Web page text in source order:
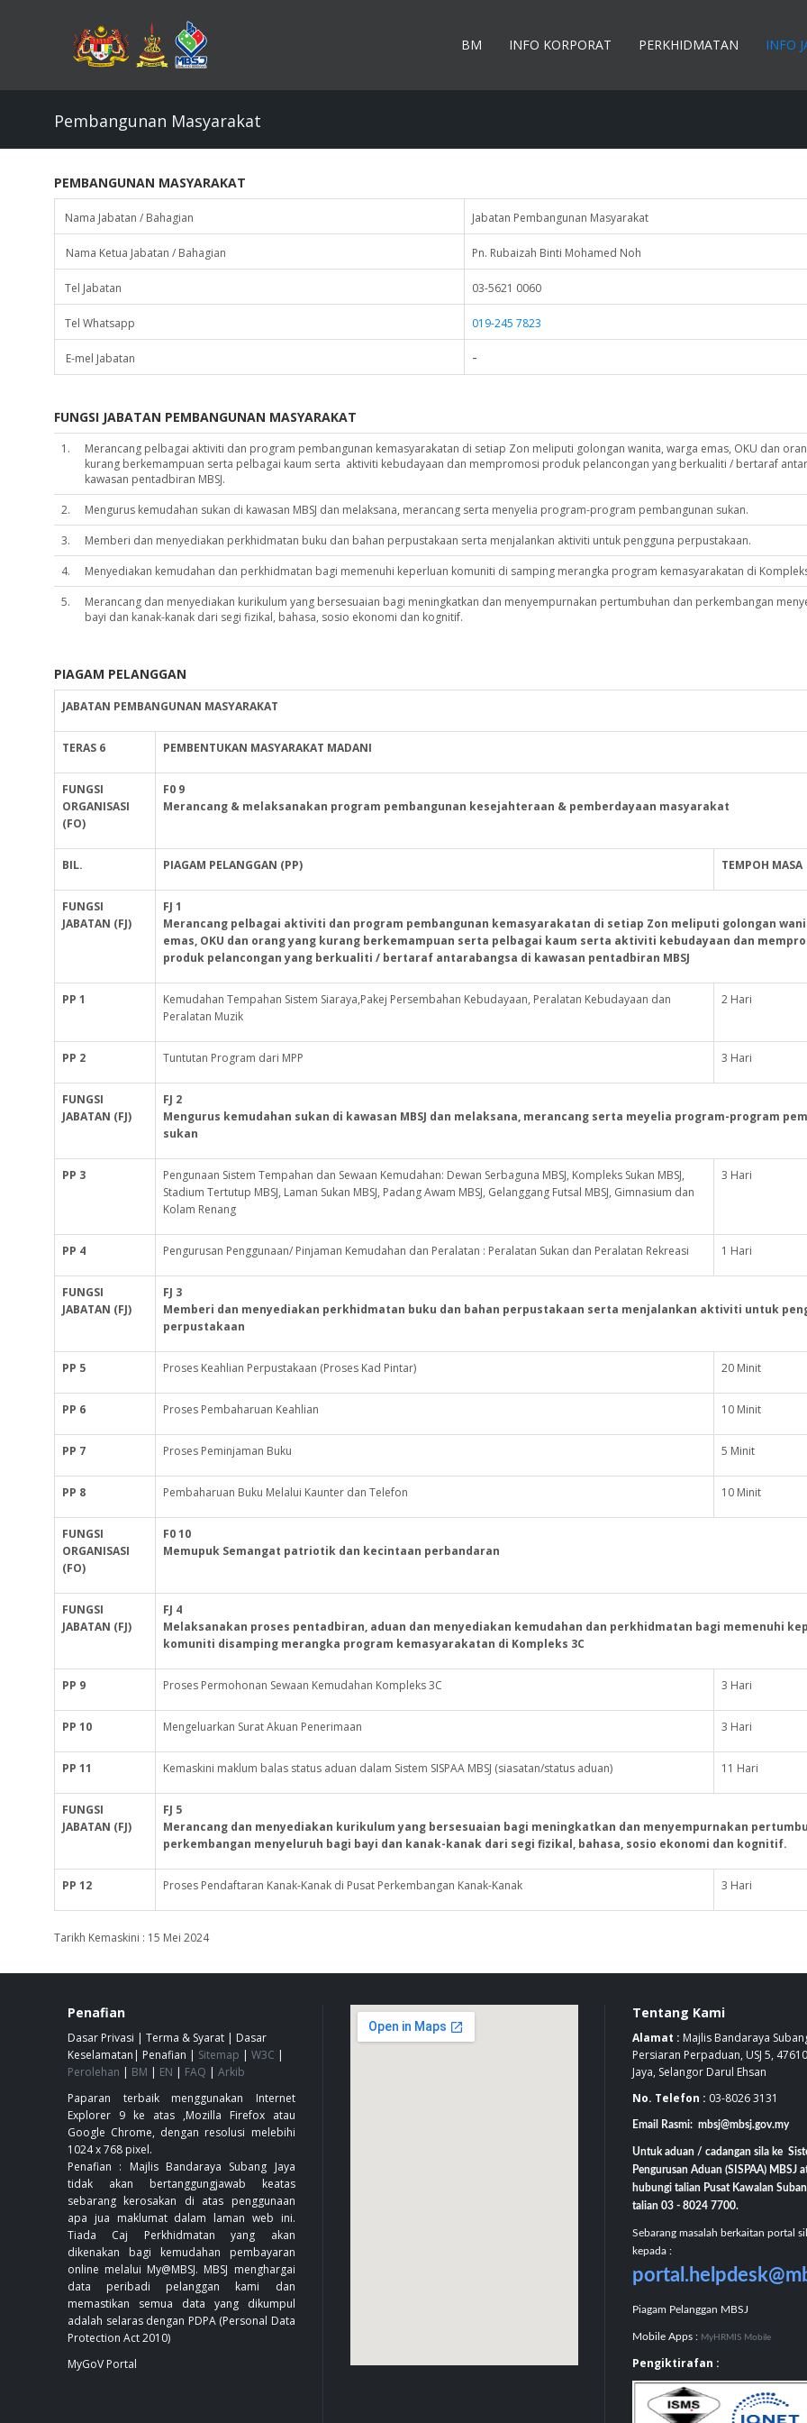
BM INFO KORPORAT PERKHIDMATAN INFO
Pembangunan Masyarakat
PEMBANGUNAN MASYARAKAT
Nama Jabatan / Bahagian Jabatan Pembangunan Masyarakat
Nama Ketua Jabatan / Bahagian Pn. Rubaizah Binti Mohamed Noh
Tel Jabatan 03-5621 0060
Tel Whatsapp 019-245 7823
E-mel Jabatan -
FUNGSI JABATAN PEMBANGUNAN MASYARAKAT
1.
Merancang pelbagai aktiviti dan program pembangunan kemasyarakatan di setiap Zon meliputi golongan wanita, warga emas, OKU dan
kurang berkemampuan serta pelbagai kaum serta aktiviti kebudayaan dan mempromosi produk pelancongan yang berkualiti / bertaraf
kawasan pentadbiran MBSJ.
2.
Mengurus kemudahan sukan di kawasan MBSJ dan melaksana, merancang serta menyelia program-program pembangunan sukan.
3.
Memberi dan menyediakan perkhidmatan buku dan bahan perpustakaan serta menjalankan aktiviti untuk pengguna perpustakaan.
4.
Menyediakan kemudahan dan perkhidmatan bagi memenuhi keperluan komuniti di samping merangka program kemasyarakatan di
5.
Merancang dan menyediakan kurikulum yang bersesuaian bagi meningkatkan dan menyempurnakan pertumbuhan dan perkembangan
bayi dan kanak-kanak dari segi fizikal, bahasa, sosio ekonomi dan kognitif.
PIAGAM PELANGGAN
JABATAN PEMBANGUNAN MASYARAKAT
TERAS 6 PEMBENTUKAN MASYARAKAT MADANI
FUNGSI
ORGANISASI
(FO)
F0 9
Merancang & melaksanakan program pembangunan kesejahteraan & pemberdayaan masyarakat
BIL. PIAGAM PELANGGAN (PP) TEMPOH MASA
FUNGSI
JABATAN (FJ)
FJ 1
Merancang pelbagai aktiviti dan program pembangunan kemasyarakatan di setiap Zon meliputi golongan
emas, OKU dan orang yang kurang berkemampuan serta pelbagai kaum serta aktiviti kebudayaan dan
produk pelancongan yang berkualiti / bertaraf antarabangsa di kawasan pentadbiran MBSJ
PP 1
Kemudahan Tempahan Sistem Siaraya,Pakej Persembahan Kebudayaan, Peralatan Kebudayaan dan
Peralatan Muzik
2 Hari
PP 2 Tuntutan Program dari MPP 3 Hari
FUNGSI
JABATAN (FJ)
FJ 2
Mengurus kemudahan sukan di kawasan MBSJ dan melaksana, merancang serta meyelia program-program
sukan
PP 3
Pengunaan Sistem Tempahan dan Sewaan Kemudahan: Dewan Serbaguna MBSJ, Kompleks Sukan MBSJ,
Stadium Tertutup MBSJ, Laman Sukan MBSJ, Padang Awam MBSJ, Gelanggang Futsal MBSJ, Gimnasium dan
Kolam Renang
3 Hari
PP 4 Pengurusan Penggunaan/ Pinjaman Kemudahan dan Peralatan : Peralatan Sukan dan Peralatan Rekreasi 1 Hari
FUNGSI
JABATAN (FJ)
FJ 3
Memberi dan menyediakan perkhidmatan buku dan bahan perpustakaan serta menjalankan aktiviti untuk
perpustakaan
PP 5 Proses Keahlian Perpustakaan (Proses Kad Pintar) 20 Minit
PP 6 Proses Pembaharuan Keahlian 10 Minit
PP 7 Proses Peminjaman Buku 5 Minit
PP 8 Pembaharuan Buku Melalui Kaunter dan Telefon 10 Minit
FUNGSI
ORGANISASI
(FO)
F0 10
Memupuk Semangat patriotik dan kecintaan perbandaran
FUNGSI
JABATAN (FJ)
FJ 4
Melaksanakan proses pentadbiran, aduan dan menyediakan kemudahan dan perkhidmatan bagi memenuhi
komuniti disamping merangka program kemasyarakatan di Kompleks 3C
PP 9 Proses Permohonan Sewaan Kemudahan Kompleks 3C 3 Hari
PP 10 Mengeluarkan Surat Akuan Penerimaan 3 Hari
PP 11 Kemaskini maklum balas status aduan dalam Sistem SISPAA MBSJ (siasatan/status aduan) 11 Hari
FUNGSI
JABATAN (FJ)
FJ 5
Merancang dan menyediakan kurikulum yang bersesuaian bagi meningkatkan dan menyempurnakan
perkembangan menyeluruh bagi bayi dan kanak-kanak dari segi fizikal, bahasa, sosio ekonomi dan kognitif.
PP 12 Proses Pendaftaran Kanak-Kanak di Pusat Perkembangan Kanak-Kanak 3 Hari
Tarikh Kemaskini : 15 Mei 2024
Penafian
Dasar Privasi | Terma & Syarat | Dasar
Keselamatan | Penafian | Sitemap | W3C |
Perolehan | BM | EN | FAQ | Arkib
Paparan terbaik menggunakan Internet
Explorer 9 ke atas ,Mozilla Firefox atau
Google Chrome, dengan resolusi melebihi
1024 x 768 pixel.
Penafian : Majlis Bandaraya Subang Jaya
tidak akan bertanggungjawab keatas
sebarang kerosakan di atas penggunaan
apa jua maklumat dalam laman web ini.
Tiada Caj Perkhidmatan yang akan
dikenakan bagi kemudahan pembayaran
online melalui My@MBSJ. MBSJ menghargai
data peribadi pelanggan kami dan
memastikan semua data yang dikumpul
adalah selaras dengan PDPA (Personal Data
Protection Act 2010)
MyGoV Portal
Tentang Kami
Alamat : Majlis Bandaraya
Persiaran Perpaduan, USJ 5,
Jaya, Selangor Darul Ehsan
No. Telefon : 03-8026 3131
Email Rasmi: mbsj@mbsj.gov.my
Untuk aduan / cadangan sila ke
Pengurusan Aduan (SISPAA) MBSJ
hubungi talian Pusat Kawalan
talian 03 - 8024 7700.
Sebarang masalah berkaitan portal
kepada :
Piagam Pelanggan MBSJ
Mobile Apps : MyHRMIS Mobile
Pengiktirafan :